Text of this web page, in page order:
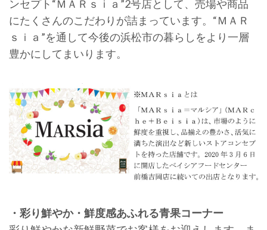
ンセプト“ＭＡＲｓｉａ”2号店として、売場や商品
にたくさんのこだわりが詰まっています。“ＭＡＲ
ｓｉａ”を通して今後の浜松市の暮らしをより一層
豊かにしてまいります。
・彩り鮮やか・鮮度感あふれる青果コーナー